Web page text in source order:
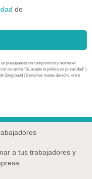
de
presupuesto sin compromiso y mantener
la casilla “Sí, acepto la política de privacidad” |
Siteground | Derechos: tienes derecho, entre
a tus trabajadores y